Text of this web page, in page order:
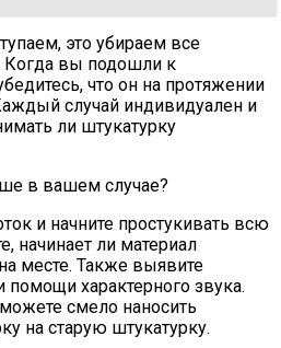
это убираем все
Когда вы подошли к
что он на протяжении
случай индивидуален и
ли штукатурку
в вашем случае?
и начните простукивать всю
начинает ли материал
месте. Также выявите
характерного звука.
можете смело наносить
на старую штукатурку.